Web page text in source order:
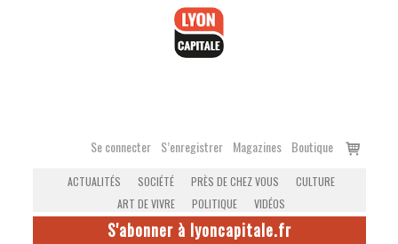
Se connecter S’enregistrer Magazines Boutique
Voir
ACTUALITÉS SOCIÉTÉ PRÈS DE CHEZ VOUS
CULTURE
ART DE VIVRE
POLITIQUE VIDÉOS
S'abonner à lyoncapitale.fr